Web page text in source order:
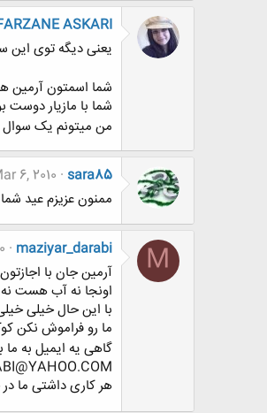
ASKARI
یعنی دیگه توی این
شما اسمتون
شما با مازیار
من میتونم یک
sara85
6, 2010
ممنون عزيزم عيد
M
maziyar_darabi
آرمین جان با
اونجا نه آب هست نه
با این حال خیلی
ما رو فراموش نکن
گاهی یه ایمیل به
هر کاری داشتی ما